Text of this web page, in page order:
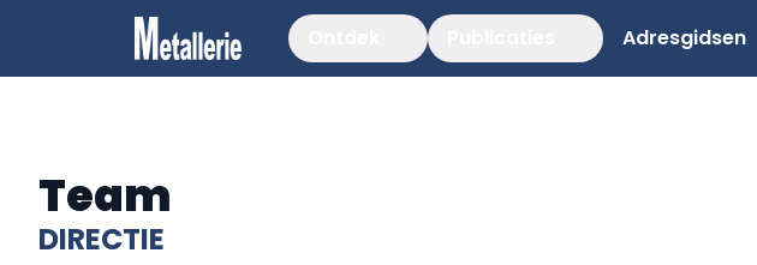
Adresgidsen
Team
DIRECTIE